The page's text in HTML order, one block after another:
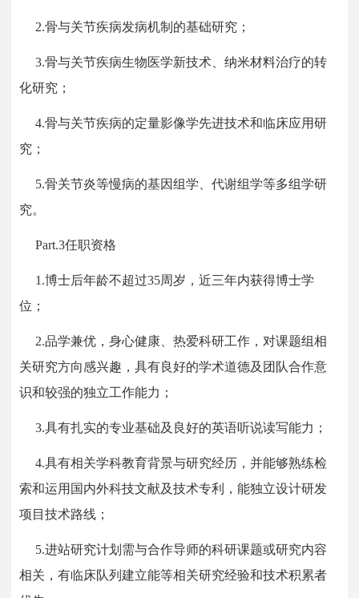
2.骨与关节疾病发病机制的基础研究；
3.骨与关节疾病生物医学新技术、纳米材料治疗的转
化研究；
4.骨与关节疾病的定量影像学先进技术和临床应用研
究；
5.骨关节炎等慢病的基因组学、代谢组学等多组学研
究。
Part.3任职资格
1.博士后年龄不超过35周岁，近三年内获得博士学
位；
2.品学兼优，身心健康、热爱科研工作，对课题组相
关研究方向感兴趣，具有良好的学术道德及团队合作意
识和较强的独立工作能力；
3.具有扎实的专业基础及良好的英语听说读写能力；
4.具有相关学科教育背景与研究经历，并能够熟练检
索和运用国内外科技文献及技术专利，能独立设计研发
项目技术路线；
5.进站研究计划需与合作导师的科研课题或研究内容
相关，有临床队列建立能等相关研究经验和技术积累者